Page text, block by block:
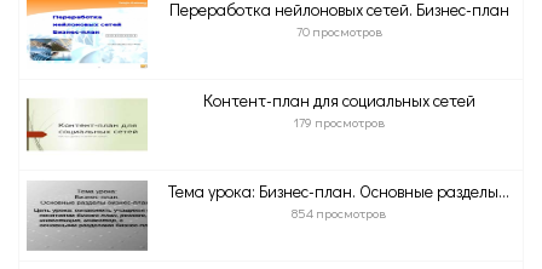
Переработка нейлоновых сетей. Бизнес-план
70 просмотров
Контент-план для социальных сетей
179 просмотров
Тема урока: Бизнес-план. Основные разделы...
854 просмотров